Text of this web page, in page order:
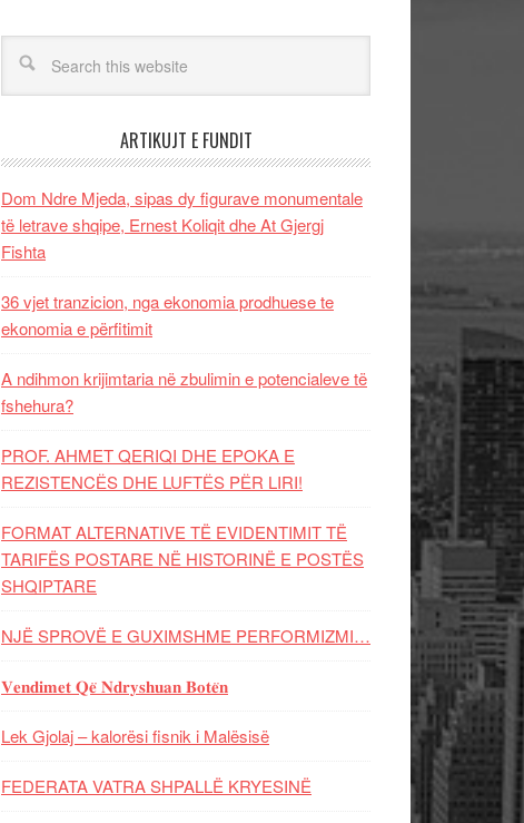
ARTIKUJT E FUNDIT
Dom Ndre Mjeda, sipas dy figurave monumentale
të letrave shqipe, Ernest Koliqit dhe At Gjergj
Fishta
36 vjet tranzicion, nga ekonomia prodhuese te
ekonomia e përfitimit
A ndihmon krijimtaria në zbulimin e potencialeve të
fshehura?
PROF. AHMET QERIQI DHE EPOKA E
REZISTENCЁS DHE LUFTЁS PЁR LIRI!
FORMAT ALTERNATIVE TË EVIDENTIMIT TË
TARIFËS POSTARE NË HISTORINË E POSTËS
SHQIPTARE
NJË SPROVË E GUXIMSHME PERFORMIZMI…
𝐕𝐞𝐧𝐝𝐢𝐦𝐞𝐭 𝐐𝐞̈ 𝐍𝐝𝐫𝐲𝐬𝐡𝐮𝐚𝐧 𝐁𝐨𝐭𝐞̈𝐧
Lek Gjolaj – kalorësi fisnik i Malësisë
FEDERATA VATRA SHPALLË KRYESINË